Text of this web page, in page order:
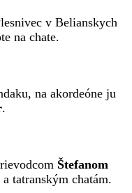
v Belianskych
na chate.
na akordeóne ju
.
Štefanom
tatranským chatám.